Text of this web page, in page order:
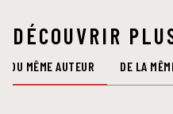
DÉCOUVRIR
DU MÊME AUTEUR DE LA